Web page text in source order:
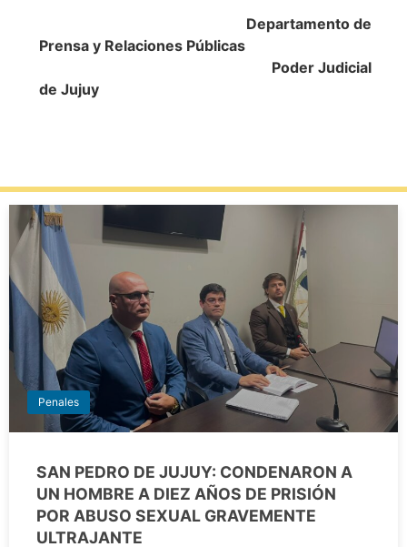
Departamento de
Prensa y Relaciones Públicas
Poder Judicial
de Jujuy
Penales
SAN PEDRO DE JUJUY: CONDENARON A
UN HOMBRE A DIEZ AÑOS DE PRISIÓN
POR ABUSO SEXUAL GRAVEMENTE
ULTRAJANTE